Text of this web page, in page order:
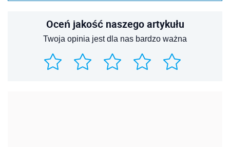
Oceń jakość naszego artykułu
Twoja opinia jest dla nas bardzo ważna